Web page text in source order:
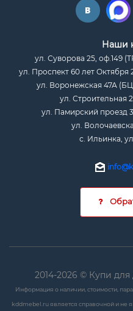
Наши
ул. Суворова 25, оф.149
ул. Проспект 60 лет
ул. Воронежская 47А
ул. Строительная
ул. Памирский проезд
ул.
с. Ильинка,
2014-2026 © Купи
Информация о наличии, стоимости,
kddmebel.ru является справочной и не